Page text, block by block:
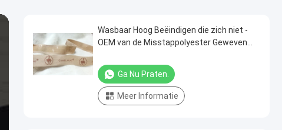
Wasbaar Hoog Beëindigen die zich niet -
OEM van de Misstappolyester Geweven
Ga Nu Praten.
Meer Informatie